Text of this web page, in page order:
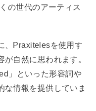
の世代のアーティス
、Praxitelesを使用す
自然に思われます。
」といった形容詞や
な情報を提供していま